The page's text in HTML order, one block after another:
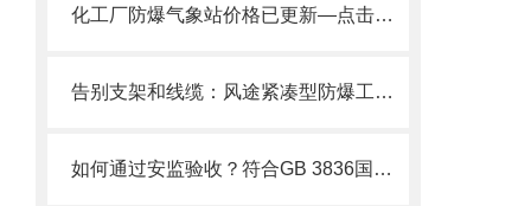
化工厂防爆气象站价格已更新—点击咨询获取风途最新防爆监测系统报价单
告别支架和线缆：风途紧凑型防爆工业小型气象站简化化工厂区监测部署！
如何通过安监验收？符合GB 3836国家标准的防爆气象站技术资质全解析